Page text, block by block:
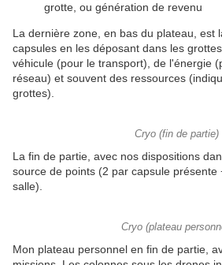
grotte, ou génération de revenu
La dernière zone, en bas du plateau, est
capsules en les déposant dans les
véhicule (pour le transport), de l'énergie
réseau) et souvent des ressources
grottes).
Cryo (fin de partie)
La fin de partie, avec nos dispositions
source de points (2 par capsule présente
salle).
Cryo (plateau
Mon plateau personnel en fin de partie,